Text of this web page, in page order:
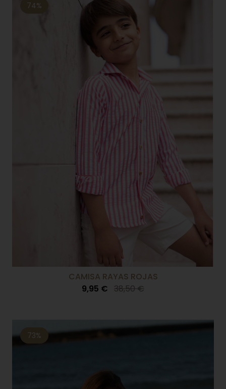
74%
CAMISA RAYAS ROJAS
9,95 € 38,50 €
73%